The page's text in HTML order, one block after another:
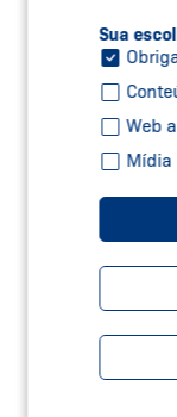
Sua
Web
Mídia